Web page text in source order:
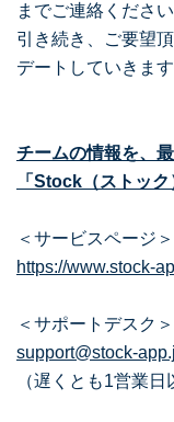
までご連絡ください
引き続き、ご要望
デートしていきます
チームの情報を、
「Stock（ストック
＜サービスページ＞
https://www.stock-
＜サポートデスク＞
support@stock-
（遅くとも1営業日